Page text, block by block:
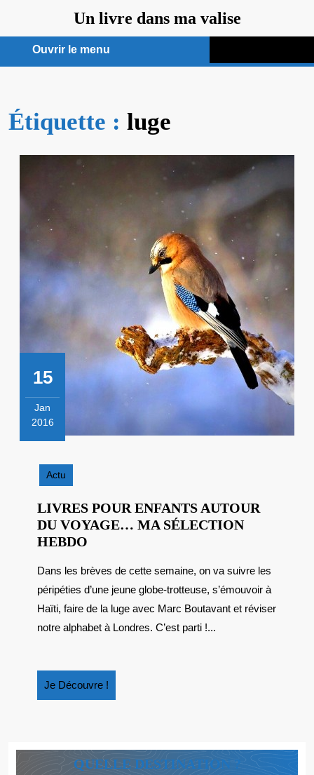
contenu
Un livre dans ma valise
Ouvrir le menu
menu
Étiquette : luge
15
Jan
2016
2016
Actu
LIVRES POUR ENFANTS AUTOUR
DU VOYAGE… MA SÉLECTION
HEBDO
ENFANTS
AUTOUR
DU
VOYAGE…
HEBDO
Dans les brèves de cette semaine, on va suivre les
péripéties d’une jeune globe-trotteuse, s’émouvoir à
Haïti, faire de la luge avec Marc Boutavant et réviser
notre alphabet à Londres. C’est parti !...
Je Découvre !
Découvre
QUELLE DESTINATION ?